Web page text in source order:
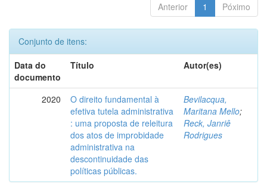
Anterior 1 Póximo
Conjunto de itens:
Data do
documento
Título Autor(es)
2020
O direito fundamental à
efetiva tutela administrativa
: uma proposta de releitura
dos atos de improbidade
administrativa na
descontinuidade das
políticas públicas.
Bevilacqua,
Maritana Mello;
Reck, Janriê
Rodrigues